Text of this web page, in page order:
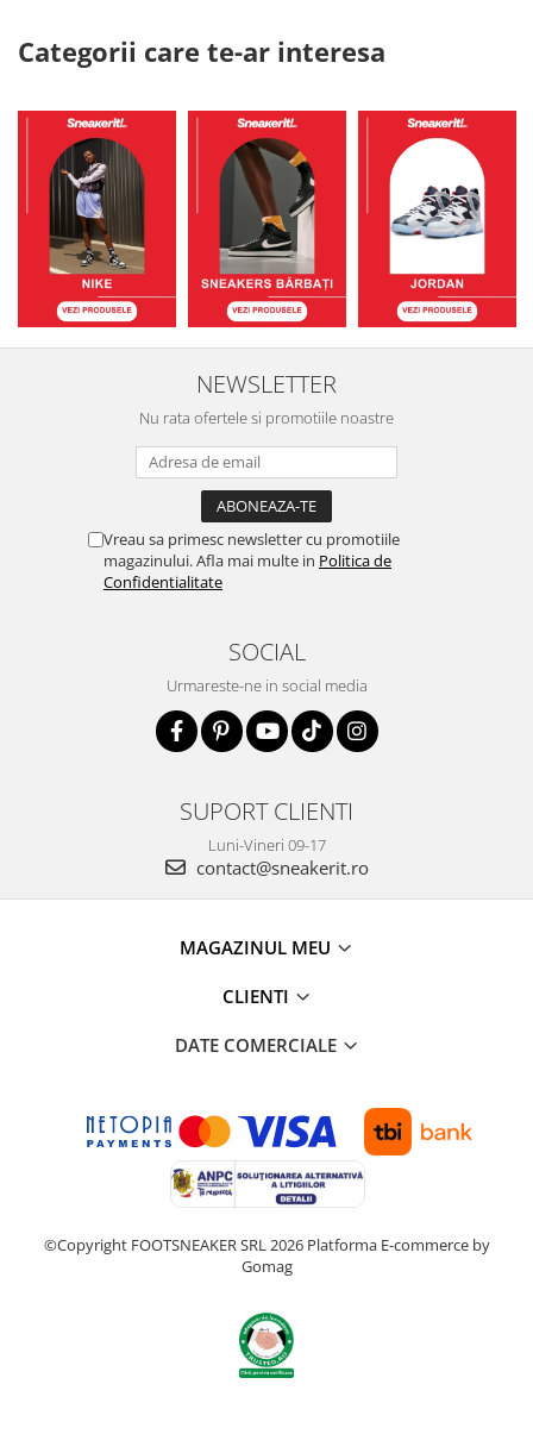
Categorii care te-ar interesa
NEWSLETTER
Nu rata ofertele si promotiile noastre
Vreau sa primesc newsletter cu promotiile
magazinului. Afla mai multe in Politica de
Confidentialitate
SOCIAL
Urmareste-ne in social media
SUPORT CLIENTI
Luni-Vineri 09-17
contact@sneakerit.ro
MAGAZINUL MEU
CLIENTI
DATE COMERCIALE
©Copyright FOOTSNEAKER SRL 2026 Platforma E-commerce by
Gomag